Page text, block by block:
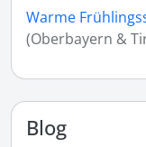
Warme
(Oberbayern &
Blog